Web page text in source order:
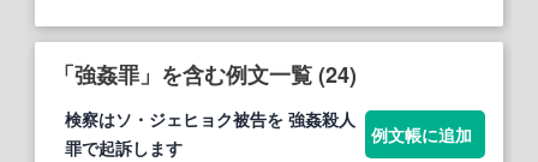
「強姦罪」を含む例文一覧 (24)
検察はソ・ジェヒョク被告を 強姦殺人
罪で起訴します
例文帳に追加